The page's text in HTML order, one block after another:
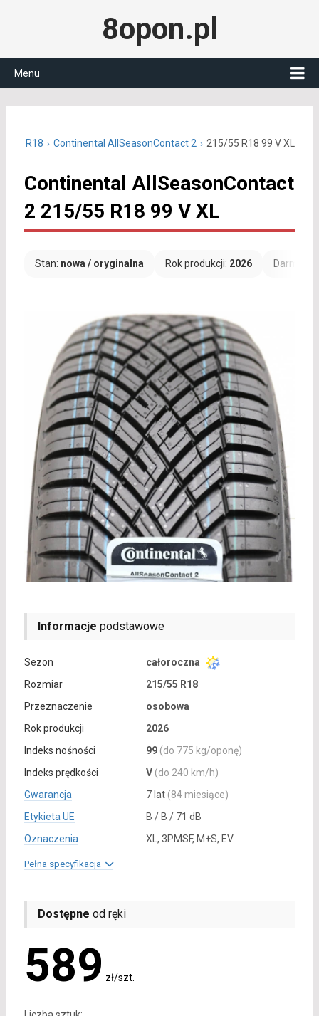
8opon.pl
Menu
55 R18 Continental AllSeasonContact 2 215/55 R18 99 V XL
Continental AllSeasonContact
2 215/55 R18 99 V XL
Stan: nowa / oryginalna Rok produkcji: 2026
Informacje podstawowe
Sezon
całoroczna
Rozmiar
215/55 R18
Przeznaczenie
osobowa
Rok produkcji
2026
Indeks nośności
99 (do 775 kg/oponę)
Indeks prędkości
V (do 240 km/h)
Gwarancja
7 lat (84 miesiące)
Etykieta UE
B / B / 71 dB
Oznaczenia
XL, 3PMSF, M+S, EV
Pełna specyfikacja
Dostępne od ręki
589 zł/szt.